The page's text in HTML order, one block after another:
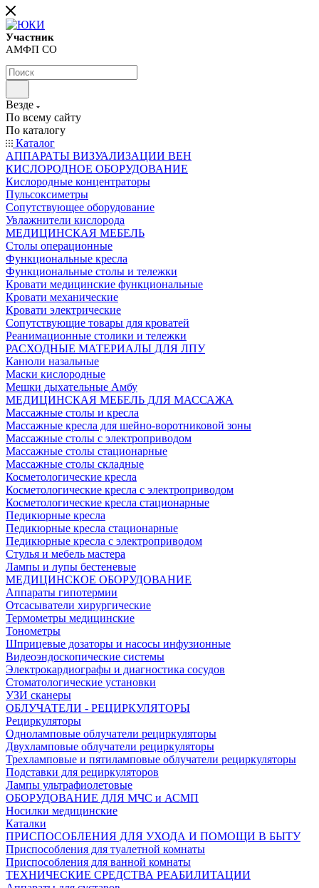
Участник
АМФП СО
Везде
По всему сайту
По каталогу
Каталог
АППАРАТЫ ВИЗУАЛИЗАЦИИ ВЕН
КИСЛОРОДНОЕ ОБОРУДОВАНИЕ
Кислородные концентраторы
Пульсоксиметры
Сопутствующее оборудование
Увлажнители кислорода
МЕДИЦИНСКАЯ МЕБЕЛЬ
Столы операционные
Функциональные кресла
Функциональные столы и тележки
Кровати медицинские функциональные
Кровати механические
Кровати электрические
Сопутствующие товары для кроватей
Реанимационные столики и тележки
РАСХОДНЫЕ МАТЕРИАЛЫ ДЛЯ ЛПУ
Канюли назальные
Маски кислородные
Мешки дыхательные Амбу
МЕДИЦИНСКАЯ МЕБЕЛЬ ДЛЯ МАССАЖА
Массажные столы и кресла
Массажные кресла для шейно-воротниковой зоны
Массажные столы с электроприводом
Массажные столы стационарные
Массажные столы складные
Косметологические кресла
Косметологические кресла с электроприводом
Косметологические кресла стационарные
Педикюрные кресла
Педикюрные кресла стационарные
Педикюрные кресла с электроприводом
Стулья и мебель мастера
Лампы и лупы бестеневые
МЕДИЦИНСКОЕ ОБОРУДОВАНИЕ
Аппараты гипотермии
Отсасыватели хирургические
Термометры медицинские
Тонометры
Шприцевые дозаторы и насосы инфузионные
Видеоэндоскопические системы
Электрокардиографы и диагностика сосудов
Стоматологические установки
УЗИ сканеры
ОБЛУЧАТЕЛИ - РЕЦИРКУЛЯТОРЫ
Рециркуляторы
Одноламповые облучатели рециркуляторы
Двухламповые облучатели рециркуляторы
Трехламповые и пятиламповые облучатели рециркуляторы
Подставки для рециркуляторов
Лампы ультрафиолетовые
ОБОРУДОВАНИЕ ДЛЯ МЧС и АСМП
Носилки медицинские
Каталки
ПРИСПОСОБЛЕНИЯ ДЛЯ УХОДА И ПОМОЩИ В БЫТУ
Приспособления для туалетной комнаты
Приспособления для ванной комнаты
ТЕХНИЧЕСКИЕ СРЕДСТВА РЕАБИЛИТАЦИИ